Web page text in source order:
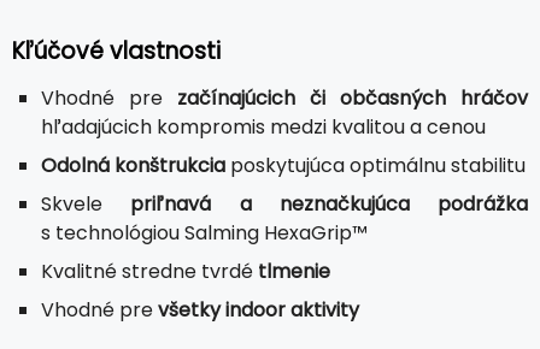
Kľúčové vlastnosti
Vhodné pre začínajúcich či občasných hráčov
hľadajúcich kompromis medzi kvalitou a cenou
Odolná konštrukcia poskytujúca optimálnu stabilitu
Skvele priľnavá a neznačkujúca podrážka
s technológiou Salming HexaGrip™
Kvalitné stredne tvrdé tlmenie
Vhodné prevšetky indoor aktivity